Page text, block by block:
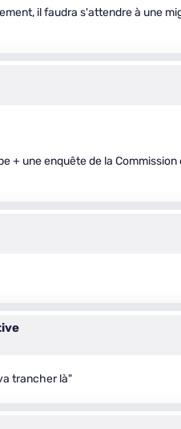
il faudra s'attendre à une
+ une enquête de la
trancher là"